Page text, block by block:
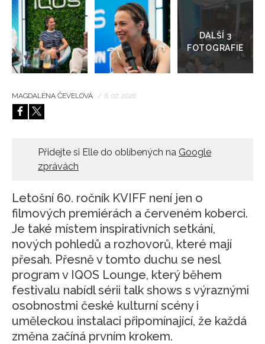
HOME
Přejít
galerie
MAGDALÉNA ČEVELOVÁ / 6. 07. 2026
Přidejte si Elle do oblíbených na Google
zprávách
Letošní 60. ročník KVIFF není jen o
filmových premiérách a červeném koberci.
Je také místem inspirativních setkání,
nových pohledů a rozhovorů, které mají
přesah. Přesně v tomto duchu se nesl
program v IQOS Lounge, který během
festivalu nabídl sérii talk shows s výraznými
osobnostmi české kulturní scény i
uměleckou instalaci připomínající, že každá
změna začíná prvním krokem.